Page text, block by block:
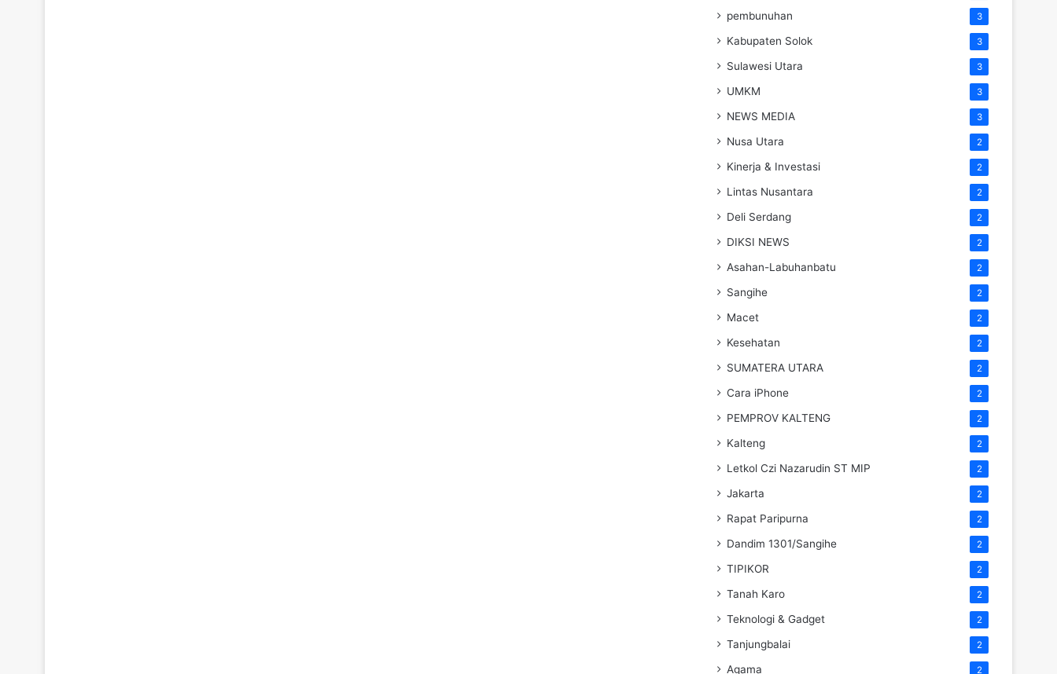
pembunuhan 3
Kabupaten Solok 3
Sulawesi Utara 3
UMKM 3
NEWS MEDIA 3
Nusa Utara 2
Kinerja & Investasi 2
Lintas Nusantara 2
Deli Serdang 2
DIKSI NEWS 2
Asahan-Labuhanbatu 2
Sangihe 2
Macet 2
Kesehatan 2
SUMATERA UTARA 2
Cara iPhone 2
PEMPROV KALTENG 2
Kalteng 2
Letkol Czi Nazarudin ST MIP 2
Jakarta 2
Rapat Paripurna 2
Dandim 1301/Sangihe 2
TIPIKOR 2
Tanah Karo 2
Teknologi & Gadget 2
Tanjungbalai 2
Agama 2